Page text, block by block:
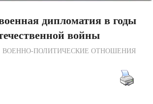
дипломатия в годы
войны
Дежурный по Редакции
ВОЕННО-ПОЛИТИЧЕСКИE ОТНОШЕНИЯ